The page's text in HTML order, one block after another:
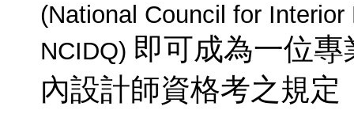
(National Council for
NCIDQ) 即可成為一位
內設計師資格考之規定